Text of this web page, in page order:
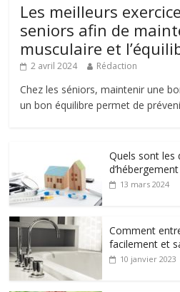
Les meilleurs
seniors afin de
musculaire et
2 avril 2024 Rédaction
Chez les séniors, maintenir une
un bon équilibre permet de
Quels sont les
13 mars 2024
Comment
facilement et
10 janvier 2023